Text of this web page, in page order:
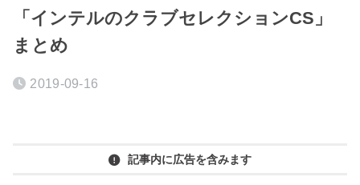
「インテルのクラブセレクションCS」
まとめ
2019-09-16
記事内に広告を含みます